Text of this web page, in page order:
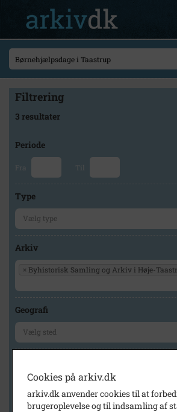
Filtrering
3 resultater
Periode
Fra Til
Type
Arkiv
× Byhistorisk Samling og Arkiv i Høje-
Geografi
Vis kun med billeder
Vis kun med filmklip
Cookies på arkiv.dk
arkiv.dk anvender cookies til at
brugeroplevelse og til indsamling af